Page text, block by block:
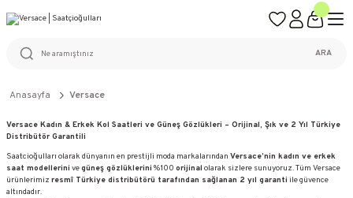
ARA
Anasayfa Versace
Versace Kadın & Erkek Kol Saatleri ve Güneş Gözlükleri – Orijinal, Şık ve 2 Yıl Türkiye
Distribütör Garantili
Saatcioğulları olarak dünyanın en prestijli moda markalarından Versace’nin kadın ve erkek
saat modellerini vegüneş gözlüklerini %100 orijinal olarak sizlere sunuyoruz. Tüm Versace
ürünlerimiz resmî Türkiye distribütörü tarafından sağlanan 2 yıl garanti ile güvence
altındadır.